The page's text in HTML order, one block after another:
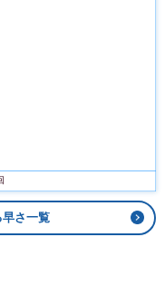
さ一覧